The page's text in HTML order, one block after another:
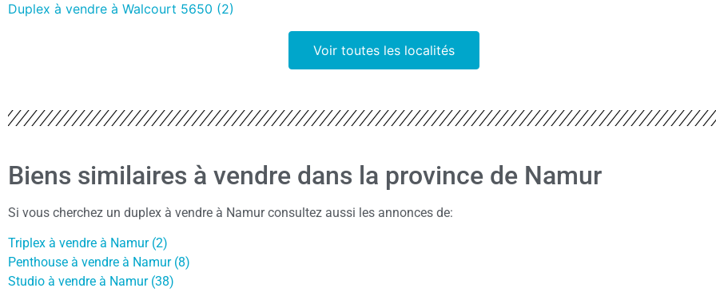
Duplex à vendre à Walcourt 5650 (2)
Voir toutes les localités
Biens similaires à vendre dans la province de Namur
Si vous cherchez un duplex à vendre à Namur consultez aussi les annonces de:
Triplex à vendre à Namur (2)
Penthouse à vendre à Namur (8)
Studio à vendre à Namur (38)